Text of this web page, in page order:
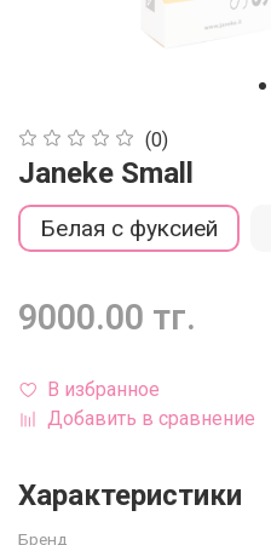
(0)
Janeke Small
Белая с фуксией
9000.00 тг.
В избранное
Добавить в сравнение
Характеристики
Бренд